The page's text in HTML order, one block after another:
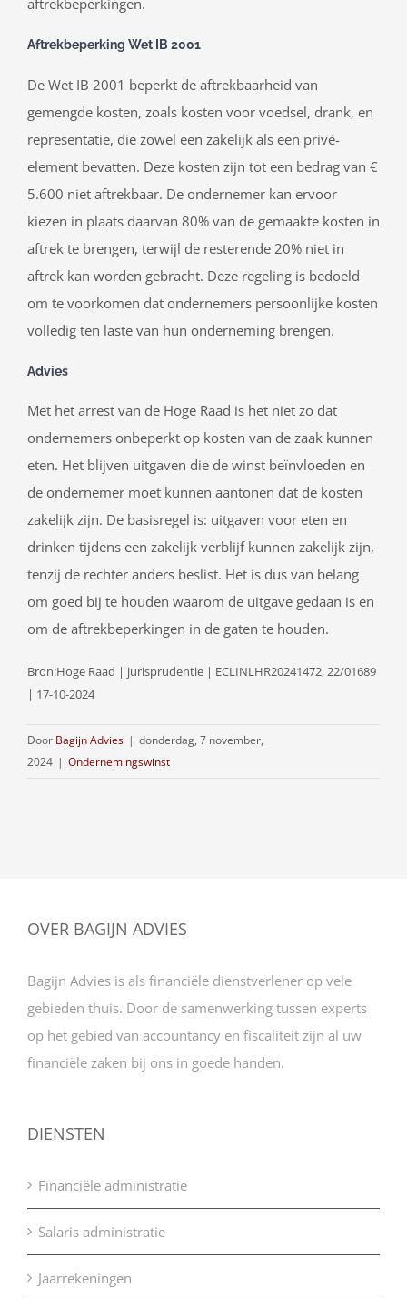
aftrekbeperkingen.
Aftrekbeperking Wet IB 2001
De Wet IB 2001 beperkt de aftrekbaarheid van
gemengde kosten, zoals kosten voor voedsel, drank, en
representatie, die zowel een zakelijk als een privé-
element bevatten. Deze kosten zijn tot een bedrag van €
5.600 niet aftrekbaar. De ondernemer kan ervoor
kiezen in plaats daarvan 80% van de gemaakte kosten in
aftrek te brengen, terwijl de resterende 20% niet in
aftrek kan worden gebracht. Deze regeling is bedoeld
om te voorkomen dat ondernemers persoonlijke kosten
volledig ten laste van hun onderneming brengen.
Advies
Met het arrest van de Hoge Raad is het niet zo dat
ondernemers onbeperkt op kosten van de zaak kunnen
eten. Het blijven uitgaven die de winst beïnvloeden en
de ondernemer moet kunnen aantonen dat de kosten
zakelijk zijn. De basisregel is: uitgaven voor eten en
drinken tijdens een zakelijk verblijf kunnen zakelijk zijn,
tenzij de rechter anders beslist. Het is dus van belang
om goed bij te houden waarom de uitgave gedaan is en
om de aftrekbeperkingen in de gaten te houden.
Bron:Hoge Raad | jurisprudentie | ECLINLHR20241472, 22/01689
| 17-10-2024
Door Bagijn Advies | donderdag, 7 november,
2024 | Ondernemingswinst
OVER BAGIJN ADVIES
Bagijn Advies is als financiële dienstverlener op vele
gebieden thuis. Door de samenwerking tussen experts
op het gebied van accountancy en fiscaliteit zijn al uw
financiële zaken bij ons in goede handen.
DIENSTEN
Financiële administratie
Salaris administratie
Jaarrekeningen